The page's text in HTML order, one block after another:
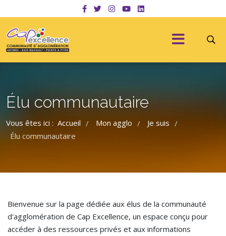
Élu communautaire
Vous êtes ici : Accueil / Mon agglo / Je suis /
Élu communautaire
Bienvenue sur la page dédiée aux élus de la communauté
d'agglomération de Cap Excellence, un espace conçu pour
accéder à des ressources privés et aux informations